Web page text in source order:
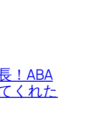
！ABA
くれた